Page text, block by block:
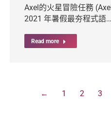
Axel的火星冒險任務
2021 年暑假最夯程式語…
Read more
← 1 2 3